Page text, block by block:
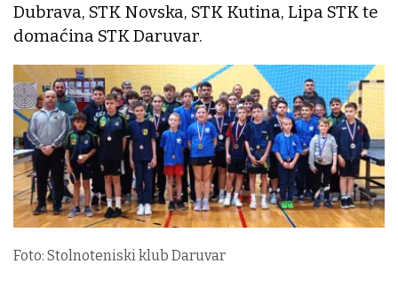
Dubrava, STK Novska, STK Kutina, Lipa STK te
domaćina STK Daruvar.
Foto: Stolnoteniski klub Daruvar